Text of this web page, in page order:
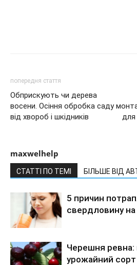
попередня стаття
Обприскують чи дерева
восени. Осіння обробка саду
від хвороб і шкідників
для
maxwelhelp
СТАТТІ ПО ТЕМІ БІЛЬШЕ ВІД
5 причин
свердловину на
Черешня
урожайний